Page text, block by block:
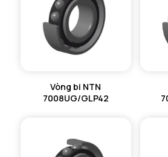
Vòng bi NTN
7008UG/GLP42